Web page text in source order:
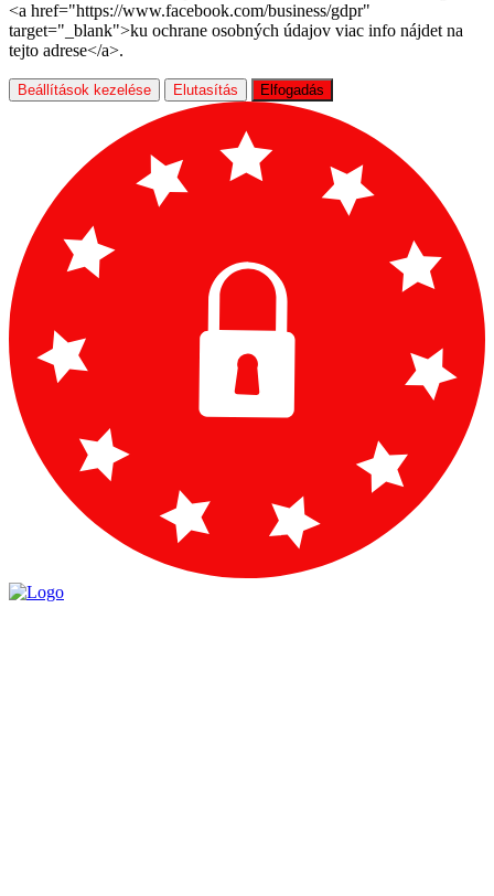
<a href="https://www.facebook.com/business/gdpr"
target="_blank">ku ochrane osobných údajov viac info nájdet na
tejto adrese</a>.
Beállítások kezelése Elutasítás Elfogadás